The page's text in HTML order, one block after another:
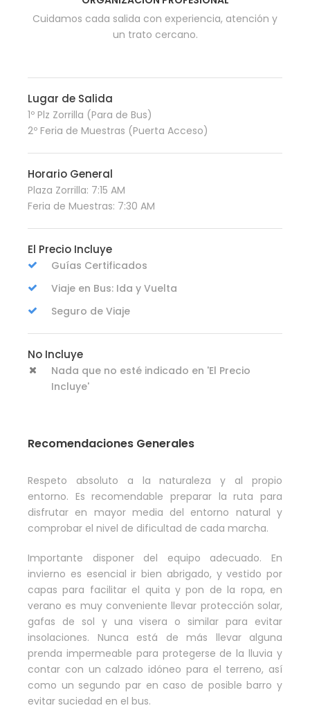
Cuidamos cada salida con experiencia, atención y
un trato cercano.
Lugar de Salida
1º Plz Zorrilla (Para de Bus)
2º Feria de Muestras (Puerta Acceso)
Horario General
Plaza Zorrilla: 7:15 AM
Feria de Muestras: 7:30 AM
El Precio Incluye
Guías Certificados
Viaje en Bus: Ida y Vuelta
Seguro de Viaje
No Incluye
Nada que no esté indicado en 'El Precio
Incluye'
Recomendaciones Generales
Respeto absoluto a la naturaleza y al propio
entorno. Es recomendable preparar la ruta para
disfrutar en mayor media del entorno natural y
comprobar el nivel de dificultad de cada marcha.
Importante disponer del equipo adecuado. En
invierno es esencial ir bien abrigado, y vestido por
capas para facilitar el quita y pon de la ropa, en
verano es muy conveniente llevar protección solar,
gafas de sol y una visera o similar para evitar
insolaciones. Nunca está de más llevar alguna
prenda impermeable para protegerse de la lluvia y
contar con un calzado idóneo para el terreno, así
como un segundo par en caso de posible barro y
evitar suciedad en el bus.